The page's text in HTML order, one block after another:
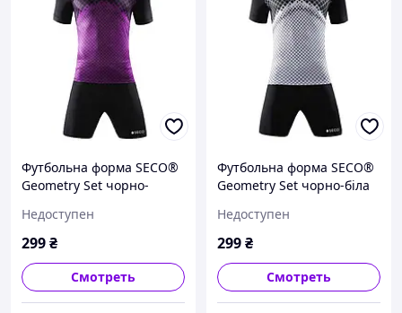
Футбольна форма SECO®
Geometry Set чорно-
Недоступен
299₴
Смотреть
Футбольна форма SECO®
Geometry Set чорно-біла
Недоступен
299₴
Смотреть